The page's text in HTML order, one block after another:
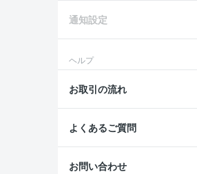
通知設定
ヘルプ
お取引の流れ
よくあるご質問
お問い合わせ